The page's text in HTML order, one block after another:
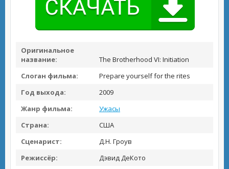
Оригинальное
название:
The Brotherhood VI: Initiation
Слоган фильма:
Prepare yourself for the rites
Год выхода:
2009
Жанр фильма:
Ужасы
Страна:
США
Сценарист:
Д.Н. Гроув
Режиссёр:
Дэвид ДеКото